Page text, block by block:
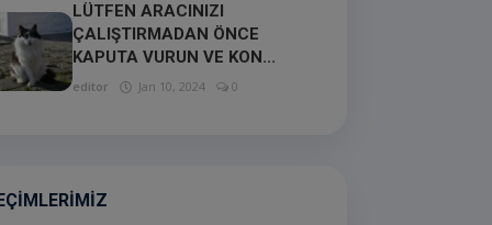
LÜTFEN ARACINIZI
ÇALIŞTIRMADAN ÖNCE
KAPUTA VURUN VE KON...
editor Jan 10, 2024 0